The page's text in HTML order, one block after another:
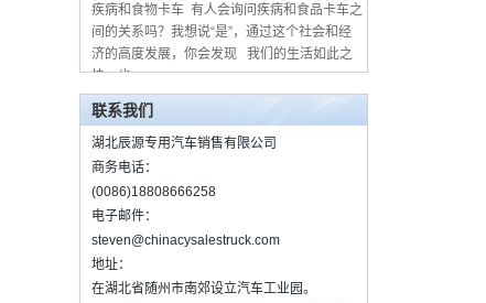
间的关系吗？我想说“是”，通过这个社会和经
济的高度发展，你会发现 我们的生活如此之
快，也...
流动食品车，作为一个新的卡车从2015年的开
始时，由于其经济efficien ...
如何用起重机选择卡车MOUNETD？
汽车起重机是设备，它通过液压升降和伸缩系
统来实现起重，旋转和升降设备的货物。通常
它装在卡车上。 许多类型和尺寸的起重机已经
被使用，其中最...
污水处理车介绍
污水处理车是专门为化粪池处理而开发的新型
联系我们
湖北辰源专用汽车销售有限公司
商务电话：
(0086)18808666258
电子邮件：
steven@chinacysalestruck.com
地址：
在湖北省随州市南郊设立汽车工业园。